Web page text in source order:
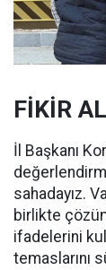
FİKİR
İl Başkanı
sahadayız.
birlikte
ifadelerini
temaslarını